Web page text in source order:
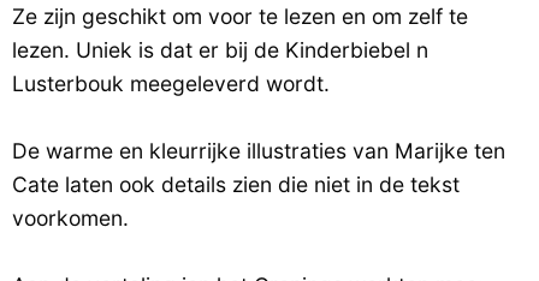
Ze zijn geschikt om voor te lezen en om zelf te
lezen. Uniek is dat er bij de Kinderbiebel n
Lusterbouk meegeleverd wordt.
De warme en kleurrijke illustraties van Marijke ten
Cate laten ook details zien die niet in de tekst
voorkomen.